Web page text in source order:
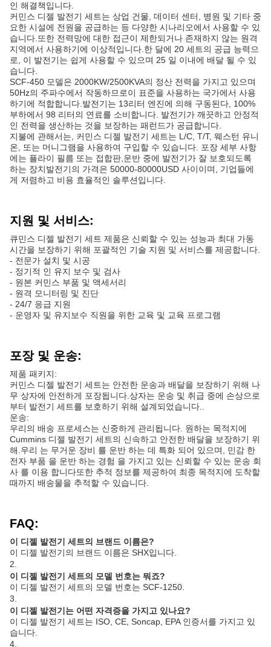
인 해결책입니다.
커민스 디젤 발전기 세트는 상업 건물, 데이터 센터, 병원 및 기타 중
요한 시설에 전원을 공급하는 등 다양한 시나리오에서 사용할 수 있
습니다.또한 전력망에 대한 접근이 제한되거나 존재하지 않는 원격
지역에서 사용하기에 이상적입니다.한 달에 20 세트의 공급 능력으
로, 이 발전기는 쉽게 사용할 수 있으며 25 일 이내에 배달 될 수 있
습니다.
SCF-450 모델은 2000KW/2500KVA의 정산 전력을 가지고 있으며
50Hz의 주파수에서 작동하므로이 표준을 사용하는 국가에서 사용
하기에 적합합니다.발전기는 13리터 엔진에 의해 구동된다, 100%
부하에서 98 리터의 연료를 소비합니다. 발전기가 깨끗하고 안정적
인 전력을 생산하는 것을 보장하는 패런드가 공급합니다.
지불에 관해서는, 커민스 디젤 발전기 세트는 L/C, T/T, 웨스턴 유니
온, 또는 머니그램을 사용하여 구입할 수 있습니다. 포장 세부 사항
에는 플라이 필름 또는 접합판,운반 중에 발전기가 잘 보호되도록
하는 장치발전기의 가격은 50000-80000USD 사이이며, 기업들에
게 저렴하고 비용 효율적인 솔루션입니다.
지원 및 서비스:
큐민스 디젤 발전기 세트 제품은 신뢰할 수 있는 성능과 최대 가동
시간을 보장하기 위해 포괄적인 기술 지원 및 서비스를 제공합니다.
- 전문가 설치 및 시공
- 정기적 인 유지 보수 및 검사
- 원본 커민스 부품 및 액세서리
- 원격 모니터링 및 진단
- 24/7 응급 지원
- 운영자 및 유지보수 직원을 위한 교육 및 교육 프로그램
포장 및 운송:
제품 패키지:
커민스 디젤 발전기 세트는 안전한 운송과 배달을 보장하기 위해 나
무 상자에 안전하게 포장됩니다.상자는 운송 및 취급 중에 손상으로
부터 발전기 세트를 보호하기 위해 설계되었습니다..
운송:
우리의 배송 프로세스는 신중하게 관리됩니다. 원하는 목적지에
Cummins 디젤 발전기 세트의 신속하고 안전한 배달을 보장하기 위
해.우리 는 무거운 장비 를 운반 하는 데 특화 되어 있으며, 민감 한
전자 부품 을 운반 하는 경험 을 가지고 있는 신뢰할 수 있는 운송 회
사 를 이용 합니다또한 추적 정보를 제공하여 최종 목적지에 도착할
때까지 배송물을 추적할 수 있습니다.
FAQ:
이 디젤 발전기 세트의 브랜드 이름은?
이 디젤 발전기의 브랜드 이름은 SHX입니다.
2.
이 디젤 발전기 세트의 모델 번호는 뭐죠?
이 디젤 발전기 세트의 모델 번호는 SCF-1250.
3.
이 디젤 발전기는 어떤 자격증을 가지고 있나요?
이 디젤 발전기 세트는 ISO, CE, Soncap, EPA 인증서를 가지고 있
습니다.
4.